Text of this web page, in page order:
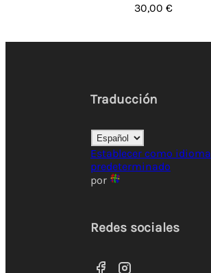
30,00 €
Traducción
Establecer como idioma
predeterminado
por
Redes sociales